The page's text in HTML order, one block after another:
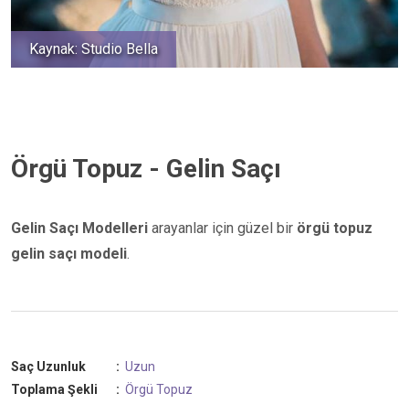
Kaynak: Studio Bella
Örgü Topuz - Gelin Saçı
Gelin Saçı Modelleri arayanlar için güzel bir örgü topuz
gelin saçı modeli.
Saç Uzunluk : Uzun
Toplama Şekli
: Örgü Topuz